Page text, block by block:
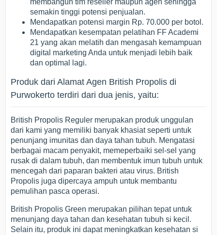
membangun tim reseller maupun agen sehingga
semakin tinggi potensi penjualan.
Mendapatkan potensi margin Rp. 70.000 per botol.
Mendapatkan kesempatan pelatihan FF Academi
21 yang akan melatih dan mengasah kemampuan
digital marketing Anda untuk menjadi lebih baik
dan optimal lagi.
Produk dari Alamat Agen British Propolis di
Purwokerto terdiri dari dua jenis, yaitu:
British Propolis Reguler merupakan produk unggulan
dari kami yang memiliki banyak khasiat seperti untuk
penunjang imunitas dan daya tahan tubuh. Mengatasi
berbagai macam penyakit, memeperbaiki sel-sel yang
rusak di dalam tubuh, dan membentuk imun tubuh untuk
mencegah dari paparan bakteri atau virus. British
Propolis juga dipercaya ampuh untuk membantu
pemulihan pasca operasi.
British Propolis Green merupakan pilihan tepat untuk
menunjang daya tahan dan kesehatan tubuh si kecil.
Selain itu, produk ini dapat meningkatkan kesehatan si